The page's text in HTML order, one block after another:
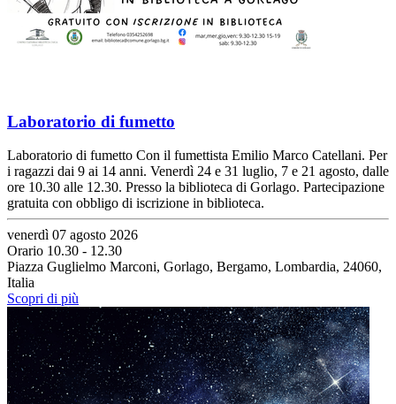
Laboratorio di fumetto
Laboratorio di fumetto Con il fumettista Emilio Marco Catellani. Per
i ragazzi dai 9 ai 14 anni. Venerdì 24 e 31 luglio, 7 e 21 agosto, dalle
ore 10.30 alle 12.30. Presso la biblioteca di Gorlago. Partecipazione
gratuita con obbligo di iscrizione in biblioteca.
venerdì 07 agosto 2026
Orario 10.30 - 12.30
Piazza Guglielmo Marconi, Gorlago, Bergamo, Lombardia, 24060,
Italia
Scopri di più